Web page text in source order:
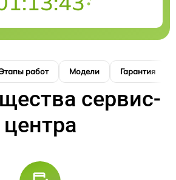
работ Модели Гарантия
сервис-
центра